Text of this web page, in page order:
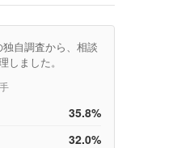
自調査から、相談
しました。
35.8%
32.0%